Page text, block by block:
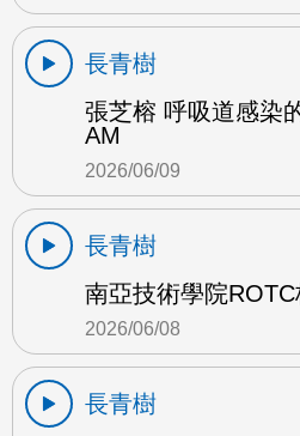
長青樹
張芝榕 呼吸道感染
AM
2026/06/09
長青樹
南亞技術學院
2026/06/08
長青樹